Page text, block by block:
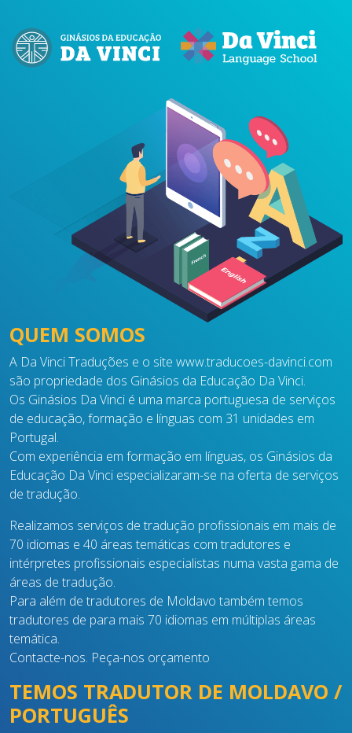
QUEM SOMOS
A Da Vinci Traduções e o site www.traducoes-davinci.com
são propriedade dos Ginásios da Educação Da Vinci.
Os Ginásios Da Vinci é uma marca portuguesa de serviços
de educação, formação e línguas com 31 unidades em
Portugal.
Com experiência em formação em línguas, os Ginásios da
Educação Da Vinci especializaram-se na oferta de serviços
de tradução.
Realizamos serviços de tradução profissionais em mais de
70 idiomas e 40 áreas temáticas com tradutores e
intérpretes profissionais especialistas numa vasta gama de
áreas de tradução.
Para além de tradutores de Moldavo também temos
tradutores de para mais 70 idiomas em múltiplas áreas
temática.
Contacte-nos. Peça-nos orçamento
TEMOS TRADUTOR DE MOLDAVO /
PORTUGUÊS